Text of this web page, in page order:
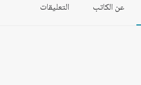
عن الكاتب التعليقات